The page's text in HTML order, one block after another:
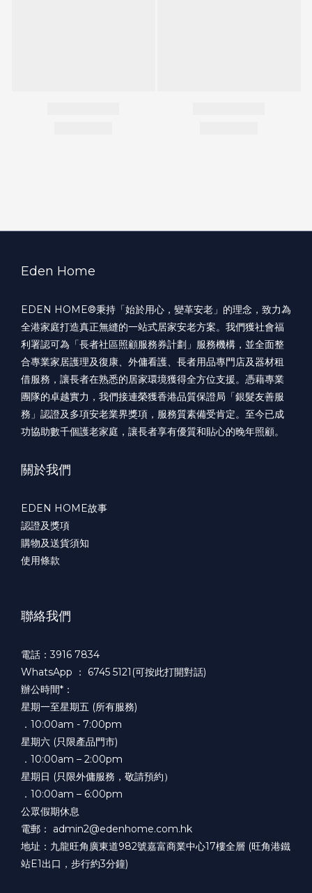
Eden Home
EDEN HOME®️秉持「始於用心，變革安老」的理念，致力為
全港家庭打造真正無縫的一站式居家安老方案。我們獲社會福
利署認可為「長者社區照顧服務券計劃」服務機構，並全面整
合專業家居護理及復康、外傭看護、長者用品專門店及器材租
借服務，讓長者在熟悉的居家環境獲得全方位支援。憑藉專業
團隊的卓越實力，我們接連榮獲香港品質保證局「銀髮友善服
務」認證及多項安老業界獎項，服務質素備受肯定。至今已成
功協助數千個護老家庭，讓長者享有優質和貼心的晚年照顧。
關於我們
EDEN HOME故事
認證及獎項
購物及送貨須知
使用條款
聯絡我們
電話：3916 7834
WhatsApp ： 6745 5121(可按此打開對話)
辦公時間*：
星期一至星期五 (所有服務)
．10:00am - 7:00pm
星期六 (只限產品門市)
．10:00am – 2:00pm
星期日 (只限外傭服務，敬請預約）
．10:00am – 6:00pm
公眾假期休息
電郵： admin2@edenhome.com.hk
地址：九龍旺角廣東道982號嘉富商業中心17樓全層 (旺角港鐵
站E1出口，步行約3分鐘)